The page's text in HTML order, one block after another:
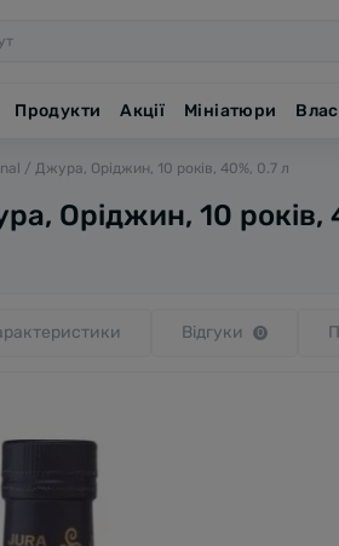
Продукти Акції Мініатюри
/ Джура, Оріджин, 10 років, 40%, 0.7 л
Оріджин, 10 років,
Відгуки 0